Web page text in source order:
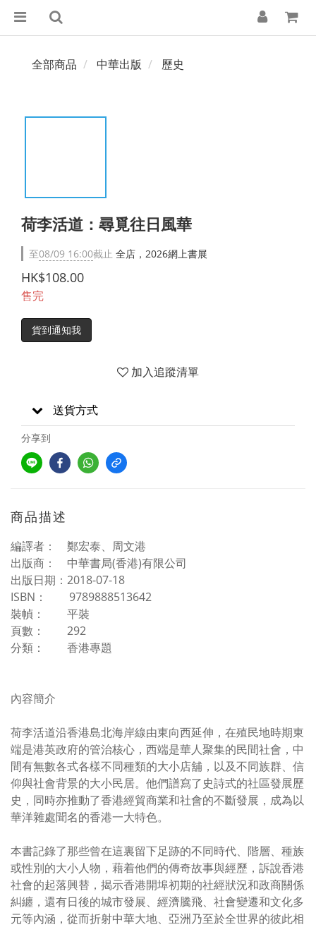
全部商品 中華出版 歷史
荷李活道：尋覓往日風華
至08/09 16:00截止 全店，2026網上書展
HK$108.00
售完
貨到通知我
加入追蹤清單
送貨方式
分享到
商品描述
編譯者： 鄭宏泰、周文港
出版商： 中華書局(香港)有限公司
出版日期：2018-07-18
ISBN： 9789888513642
裝幀： 平裝
頁數： 292
分類： 香港專題
內容簡介
荷李活道沿香港島北海岸線由東向西延伸，在殖民地時期東
端是港英政府的管治核心，西端是華人聚集的民間社會，中
間有無數各式各樣不同種類的大小店舖，以及不同族群、信
仰與社會背景的大小民居。他們譜寫了史詩式的社區發展歷
史，同時亦推動了香港經貿商業和社會的不斷發展，成為以
華洋雜處聞名的香港一大特色。
本書記錄了那些曾在這裏留下足跡的不同時代、階層、種族
或性別的大小人物，藉着他們的傳奇故事與經歷，訴說香港
社會的起落興替，揭示香港開埠初期的社經狀況和政商關係
糾纏，還有日後的城市發展、經濟騰飛、社會變遷和文化多
元等內涵，從而折射中華大地、亞洲乃至於全世界的彼此相